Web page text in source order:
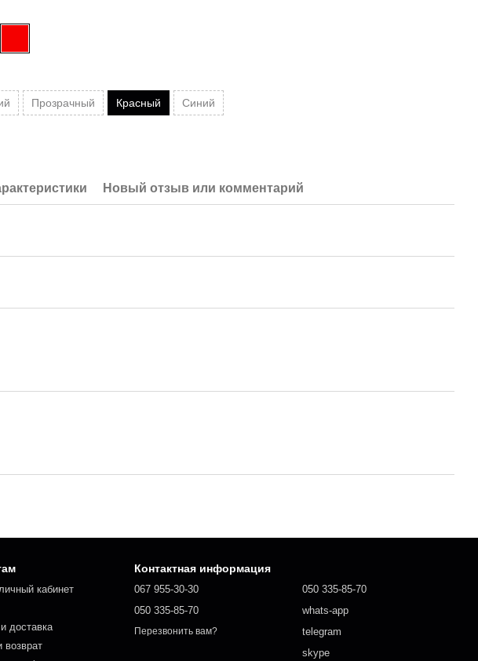
Прозрачный Красный Синий
Новый отзыв или комментарий
кабинет
доставка
Контактная информация
067 955-30-30
050 335-85-70
Перезвонить вам?
050 335-85-70
whats-app
telegram
skype